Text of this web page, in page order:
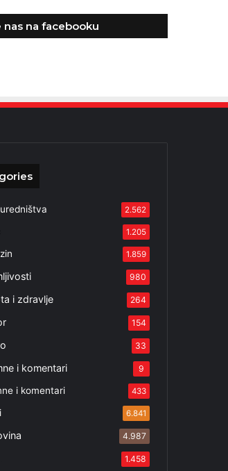
nas na facebooku
2.562
1.205
1.859
980
i zdravlje 264
154
33
i komentari 9
i komentari 433
6.841
4.987
1.458